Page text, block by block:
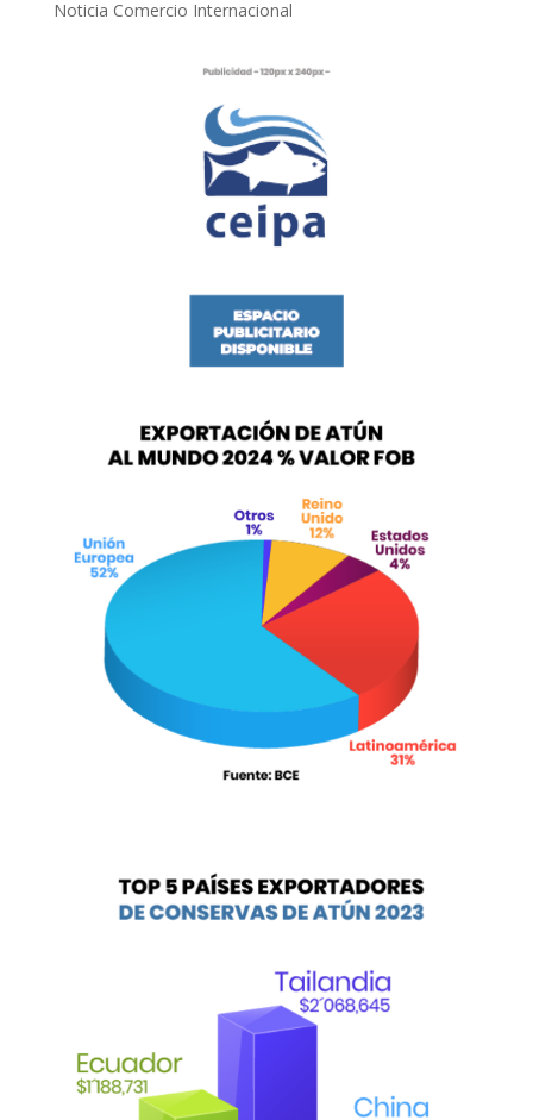
Noticia Comercio Internacional